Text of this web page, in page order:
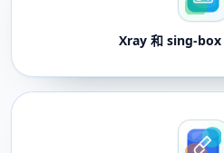
Xray 和 sing-box